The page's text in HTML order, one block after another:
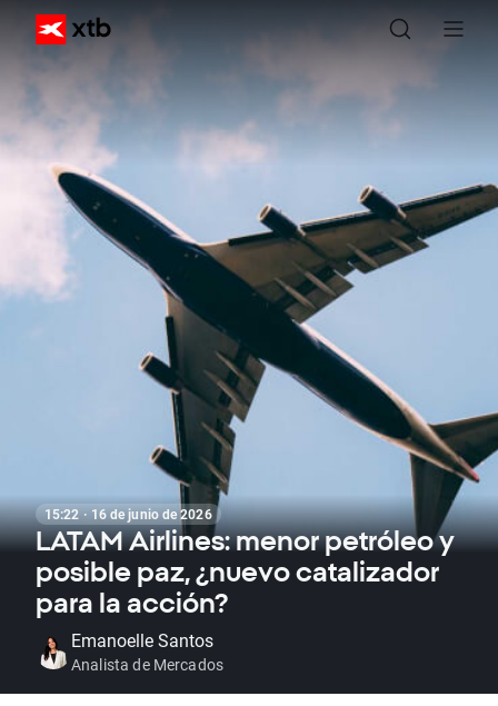
15:22 · 16 de junio de 2026
LATAM Airlines: menor petróleo y
posible paz, ¿nuevo catalizador
para la acción?
Emanoelle Santos
Analista de Mercados